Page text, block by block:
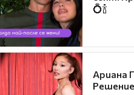
💍🍾
Ариана